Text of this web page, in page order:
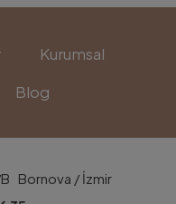
Kurumsal
Blog
B Bornova / İzmir